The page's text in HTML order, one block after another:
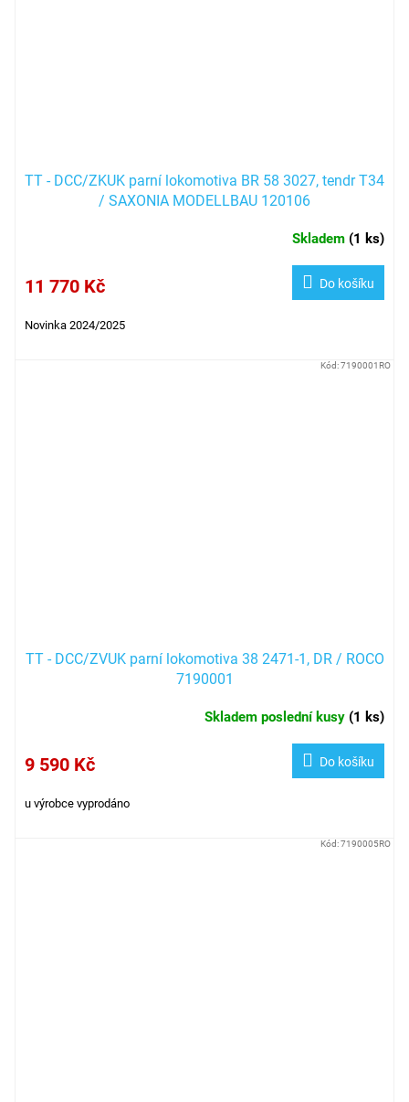
TT - DCC/ZKUK parní lokomotiva BR 58 3027, tendr T34
/ SAXONIA MODELLBAU 120106
Skladem (1 ks)
11 770 Kč Do košíku
Novinka 2024/2025
TT - DCC/ZVUK parní lokomotiva 38 2471-1, DR / ROCO
7190001
Skladem poslední kusy (1 ks)
9 590 Kč Do košíku
u výrobce vyprodáno
Kód:7190001RO
Kód:7190005RO